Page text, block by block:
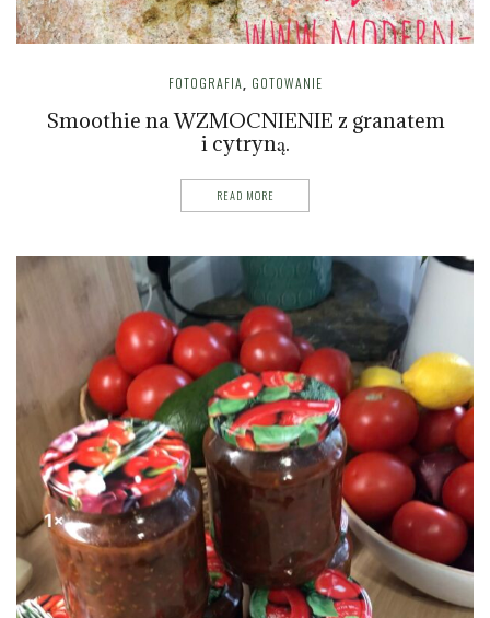
FOTOGRAFIA, GOTOWANIE
Smoothie na WZMOCNIENIE z granatem
i cytryną.
READ MORE